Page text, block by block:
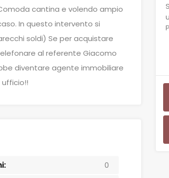
cantina e volendo ampio
In questo intervento si
soldi) Se per acquistare
al referente Giacomo
diventare agente immobiliare
0